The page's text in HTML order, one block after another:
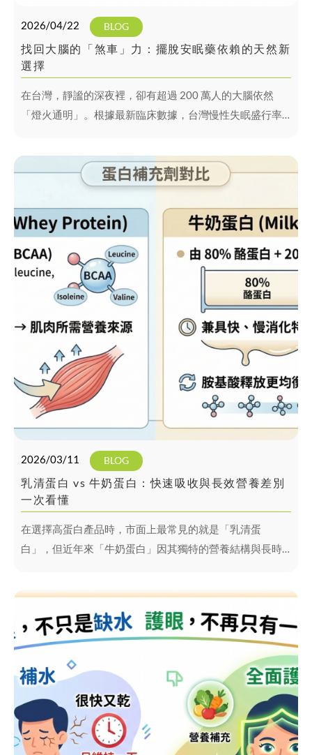
2026/04/22 BLOG
找回大腦的「煞車」力：擺脫安眠藥依賴的天然新
選擇
在台灣，靜謐的深夜裡，卻有超過 200 萬人的大腦依然
「燈火通明」。根據最新臨床數據，台灣慢性失眠盛行率
是牽動集體生產力與公共衛生的社會挑戰。
2026/03/11 BLOG
乳清蛋白 vs 牛奶蛋白：快速吸收與長效營養差別
一次看懂
在選擇高蛋白產品時，市面上最常見的就是「乳清蛋
白」，但近年來「牛奶蛋白」因其獨特的營養結構與長時